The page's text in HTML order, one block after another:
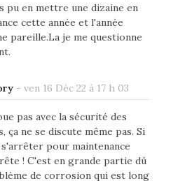
pu en mettre une dizaine en
cette année et l'année
pareille.La je me questionne
- ven 16 Déc 22 à 17 h 03
pas avec la sécurité des
ça ne se discute même pas. Si
pour maintenance
! C'est en grande partie dû
de corrosion qui est long